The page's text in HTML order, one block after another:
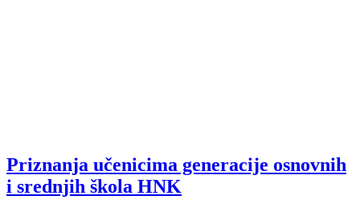
Priznanja učenicima generacije osnovnih
i srednjih škola HNK